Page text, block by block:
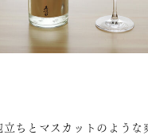
ちとマスカットのような